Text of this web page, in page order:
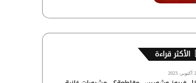
الأكثر قراءة